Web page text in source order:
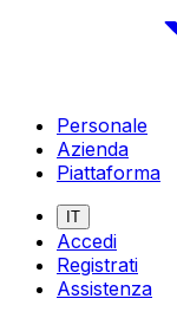
Personale
Azienda
Piattaforma
IT
Accedi
Registrati
Assistenza